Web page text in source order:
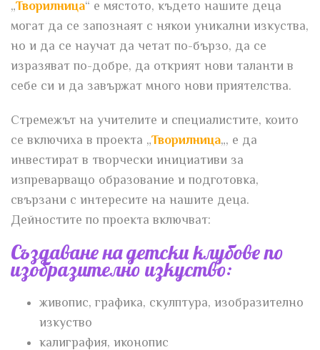
„Творилница“ е мястото, където нашите деца
могат да се запознаят с някои уникални изкуства,
но и да се научат да четат по-бързо, да се
изразяват по-добре, да открият нови таланти в
себе си и да завържат много нови приятелства.
Стремежът на учителите и специалистите, които
се включиха в проекта „Творилница„, е да
инвестират в творчески инициативи за
изпреварващо образование и подготовка,
свързани с интересите на нашите деца.
Дейностите по проекта включват:
Създаване на детски клубове по
изобразително изкуство:
живопис, графика, скулптура, изобразително
изкуство
калиграфия, иконопис